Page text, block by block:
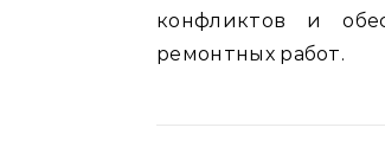
конфликтов и
ремонтных работ.